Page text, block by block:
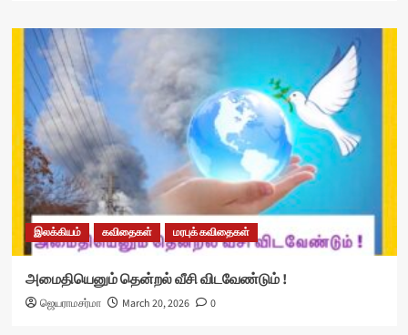
இலக்கியம் கவிதைகள் மரபுக் கவிதைகள்
அமைதியெனும் தென்றல் வீசி விடவேண்டும் !
ஜெயராமசர்மா March 20, 2026 0